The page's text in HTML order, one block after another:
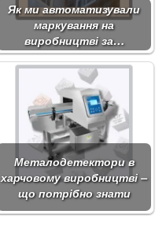
Як ми автоматизували
маркування на
виробництві за…
Металодетектори в
харчовому виробництві –
що потрібно знати